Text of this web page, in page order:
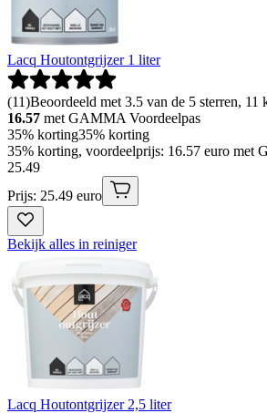
Lacq Houtontgrijzer 1 liter
(11)Beoordeeld met 3.5 van de 5 sterren, 11
16.57 met GAMMA Voordeelpas
35% korting35% korting
35% korting, voordeelprijs: 16.57 euro met
25.49
Prijs: 25.49 euro
Bekijk alles in reiniger
Lacq Houtontgrijzer 2,5 liter